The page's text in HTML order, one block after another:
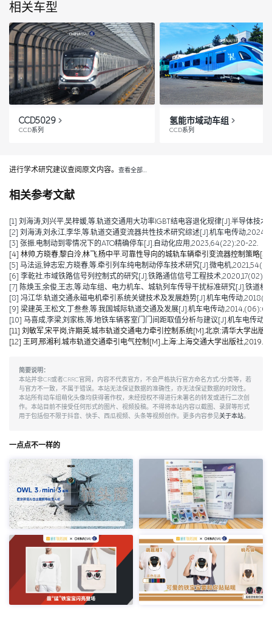
相关车型
CCD5029
CCD系列
氢能市域动车组
CCD系列
进行学术研究建议查阅原文内容。 查看全部…
相关参考文献
[1] 刘海涛,刘兴平,吴梓媛,等.轨道交通用大功率IGBT结电容退化规律[J].半导体技
[2] 刘海涛,刘永江,李华,等.轨道交通变流器共性技术研究综述[J].机车电传动
[3] 张振.电制动到零情况下的ATO精确停车[J].自动化应用,2023,64(22):20-22.
[4] 林帅,方晓春,黎白泠,林飞,杨中平.可靠性导向的城轨车辆牵引变流器控制策略
[5] 马法运,钟志宏,方晓春,等.牵引列车纯电制动停车技术研究[J].微电机
[6] 李乾社.市域铁路信号列控制式的研究[J].铁路通信信号工程技术
[7] 陈焕玉,余俊,王志,等.动车组、电力机车、城轨列车传导干扰标准研究[J].铁道
[8] 冯江华.轨道交通永磁电机牵引系统关键技术及发展趋势[J].机车电传动
[9] 梁建英,王松文,丁叁叁,等.我国城际轨道交通及发展[J].机车电传动,2014,(06):6-
[10] 马喜成,李梁,刘家栋,等.地铁车辆客室门门间距取值分析与建议[J].机车电传动
[11] 刘敏军,宋平岗,许期英.城市轨道交通电力牵引控制系统[M].北京:清华大学出版
[12] 王珂,邢湘利.城市轨道交通牵引电气控制[M].上海:上海交通大学出版社,2019.
简要说明：
本站并非CR或者CRRC官网，内容不代表官方，不会严格执行官方命名方式/分类等，若
与官方不一致，不属于错误。本站无法保证数据的准确性，亦无法保证数据的时效性。
本站所有动车组萌化头像均获得著作权，未经授权不得进行未署名的转发或进行二次创
作。本站目前不接受任何形式的图片、视频投稿。不得将本站内容以截图、录屏等形式
用于包括但不限于抖音、快手、西瓜视频、头条等视频创作。更多内容参见关于本站。
一点点不一样的